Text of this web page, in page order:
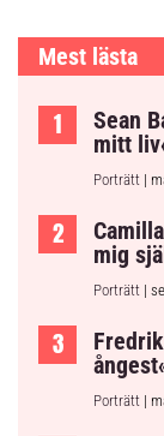
Mest lästa
Sean
mitt
Porträtt |
mig
Porträtt |
Porträtt |